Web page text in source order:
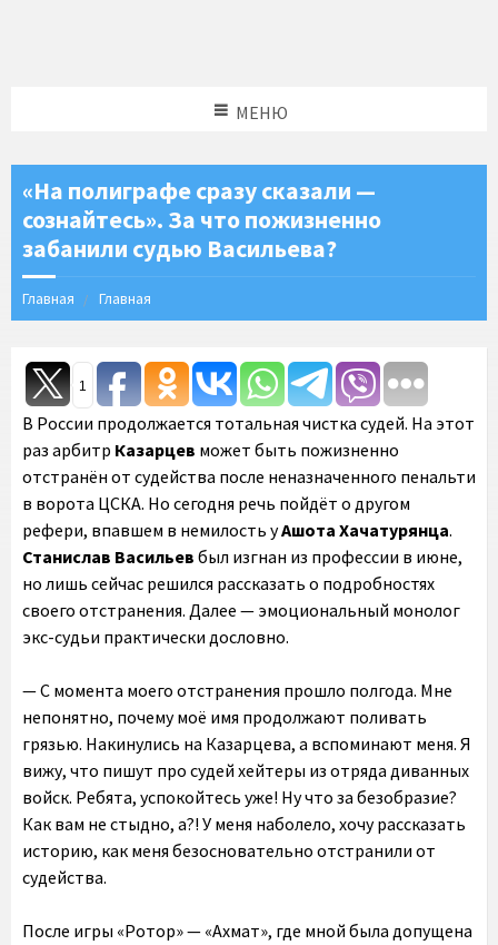
МЕНЮ
«На полиграфе сразу сказали —
сознайтесь». За что пожизненно
забанили судью Васильева?
Главная Главная
1
В России продолжается тотальная чистка судей. На этот
раз арбитр Казарцев может быть пожизненно
отстранён от судейства после неназначенного пенальти
в ворота ЦСКА. Но сегодня речь пойдёт о другом
рефери, впавшем в немилость уАшота Хачатурянца.
Станислав Васильев был изгнан из профессии в июне,
но лишь сейчас решился рассказать о подробностях
своего отстранения. Далее — эмоциональный монолог
экс-судьи практически дословно.
— С момента моего отстранения прошло полгода. Мне
непонятно, почему моё имя продолжают поливать
грязью. Накинулись на Казарцева, а вспоминают меня. Я
вижу, что пишут про судей хейтеры из отряда диванных
войск. Ребята, успокойтесь уже! Ну что за безобразие?
Как вам не стыдно, а?! У меня наболело, хочу рассказать
историю, как меня безосновательно отстранили от
судейства.
После игры «Ротор» — «Ахмат», где мной была допущена